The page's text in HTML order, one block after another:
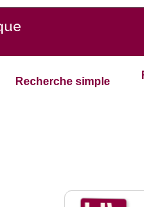
Recherche simple